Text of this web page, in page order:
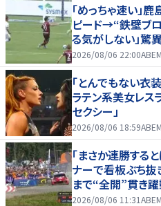
「めっちゃ速い」
ピード→“鉄壁ブロ
る気がしない」驚
セーブ
2026/08/06 22:00
「とんでもない衣
ラテン系美女レス
セクシー」
2026/08/06 18:59
「まさか連勝する
ナーで看板ぶち抜
まで“全開”貫き
2026/08/06 11:31